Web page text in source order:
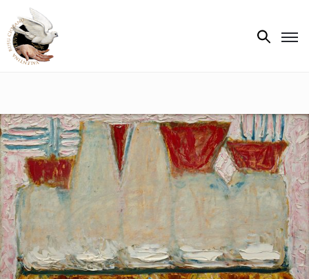
Biografie
Opere
de
artă
V.R.C.
Atelier
‘85
Presa